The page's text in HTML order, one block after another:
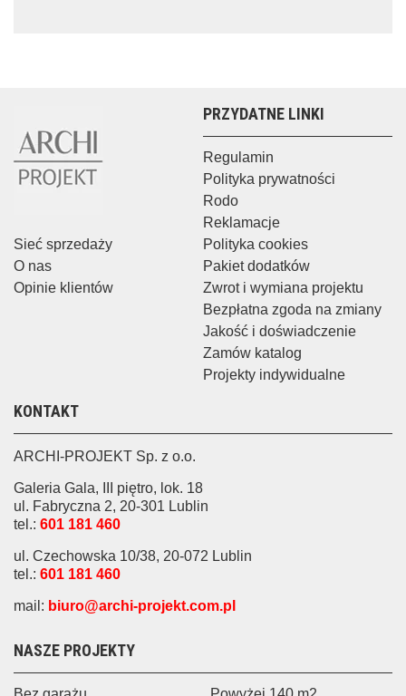
Sieć sprzedaży
O nas
Opinie klientów
PRZYDATNE LINKI
Regulamin
Polityka prywatności
Rodo
Reklamacje
Polityka cookies
Pakiet dodatków
Zwrot i wymiana projektu
Bezpłatna zgoda na zmiany
Jakość i doświadczenie
Zamów katalog
Projekty indywidualne
NASZE PROJEKTY
KONTAKT
ARCHI-PROJEKT Sp. z o.o.
Galeria Gala, III piętro, lok. 18
ul. Fabryczna 2, 20-301 Lublin
tel.: 601 181 460
ul. Czechowska 10/38, 20-072 Lublin
tel.: 601 181 460
mail: biuro@archi-projekt.com.pl